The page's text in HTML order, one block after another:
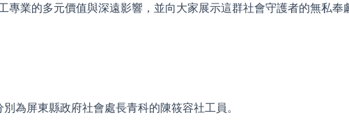
業的多元價值與深遠影響，並向大家展示這群社會守護者的無私奉
為屏東縣政府社會處長青科的陳筱容社工員。